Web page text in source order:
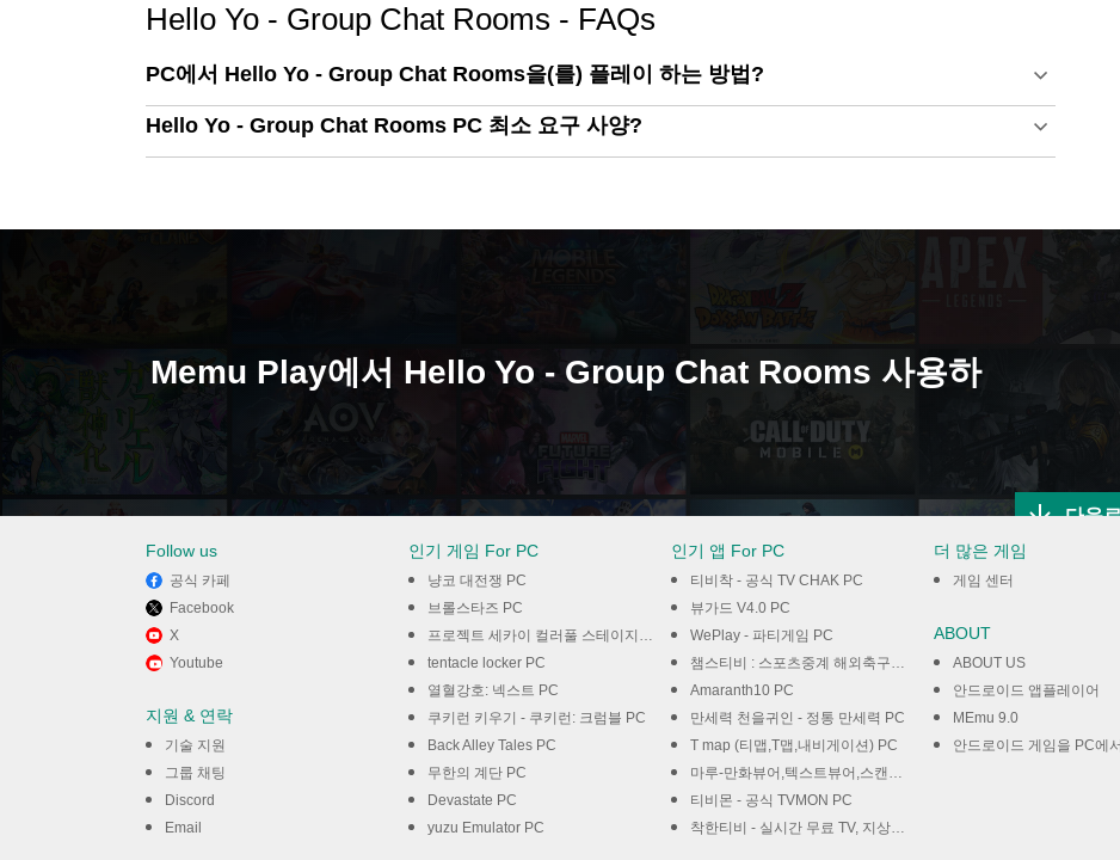
Hello Yo - Group Chat Rooms - FAQs
PC에서 Hello Yo - Group Chat Rooms을(를) 플레이 하는 방법?
Hello Yo - Group Chat Rooms PC 최소 요구 사양?
Memu Play에서 Hello Yo - Group Chat Rooms 사용하
기
다운
Follow us
공식 카페
Facebook
X
Youtube
지원 & 연락
기술 지원
그룹 채팅
Discord
Email
인기 게임 For PC
냥코 대전쟁 PC
브롤스타즈 PC
프로젝트 세카이 컬러풀 스테이지! feat.하츠네 미쿠 PC
tentacle locker PC
열혈강호: 넥스트 PC
쿠키런 키우기 - 쿠키런: 크럼블 PC
Back Alley Tales PC
무한의 계단 PC
Devastate PC
yuzu Emulator PC
인기 앱 For PC
티비착 - 공식 TV CHAK PC
뷰가드 V4.0 PC
WePlay - 파티게임 PC
챔스티비 : 스포츠중계 해외축구중계 스포츠분석 PC
Amaranth10 PC
만세력 천을귀인 - 정통 만세력 PC
T map (티맵,T맵,내비게이션) PC
마루-만화뷰어,텍스트뷰어,스캔뷰어,소설뷰어 PC
티비몬 - 공식 TVMON PC
착한티비 - 실시간 무료 TV, 지상파, 종편, 케이블 방송 PC
더 많은 게임
게임 센터
ABOUT
ABOUT US
안드로이드 앱플레이어
MEmu 9.0
안드로이드 게임을 PC에서